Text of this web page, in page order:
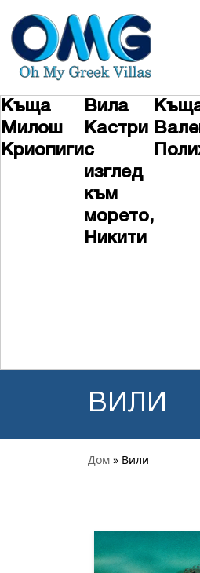
Къща
Милош
Криопиги
Вила
Кастри
с
изглед
към
морето,
Никити
ВИЛИ
Дом » Вили